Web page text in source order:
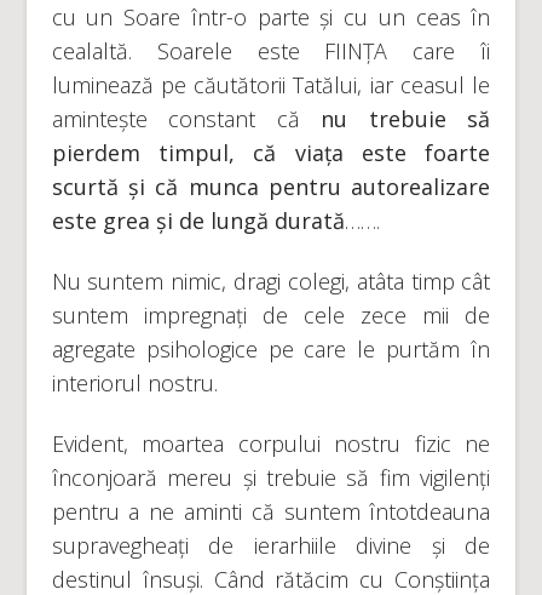
cu un Soare într-o parte și cu un ceas în
cealaltă. Soarele este FIINȚA care îi
luminează pe căutătorii Tatălui, iar ceasul le
amintește constant că nu trebuie să
pierdem timpul, că viața este foarte
scurtă și că munca pentru autorealizare
este grea și de lungă durată…….
Nu suntem nimic, dragi colegi, atâta timp cât
suntem impregnați de cele zece mii de
agregate psihologice pe care le purtăm în
interiorul nostru.
Evident, moartea corpului nostru fizic ne
înconjoară mereu și trebuie să fim vigilenți
pentru a ne aminti că suntem întotdeauna
supravegheați de ierarhiile divine și de
destinul însuși. Când rătăcim cu Conștiința